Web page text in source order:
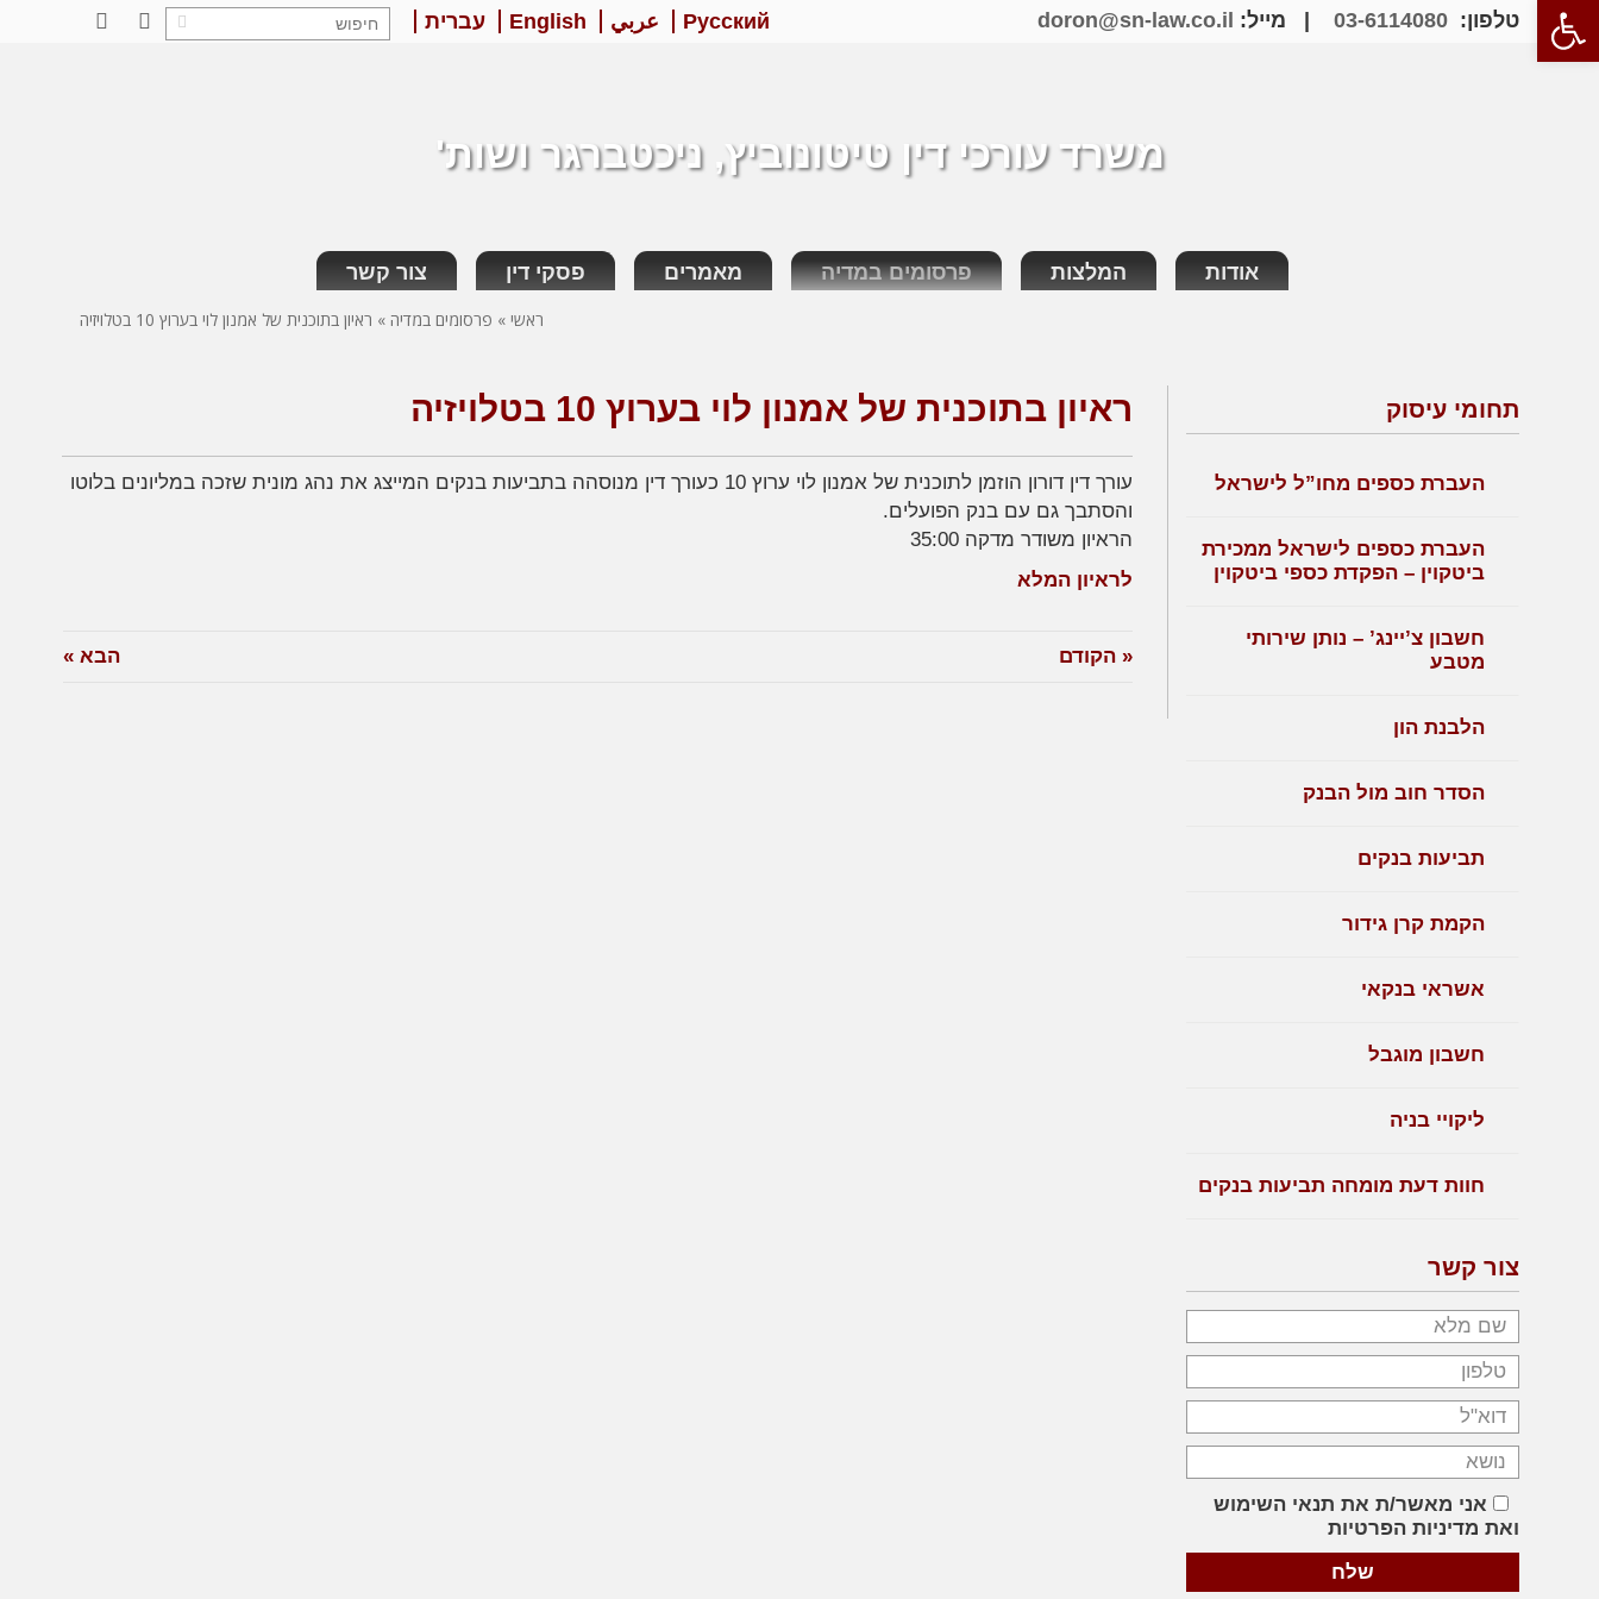
פתח סרגל נגישותטלפון:03-6114080 | מייל: doron@sn-law.co.il
Русский عربي English עברית
Facebook
משרד עורכי דין טיטונוביץ, ניכטברגר ושות'
אודות המלצות פרסומים במדיה מאמרים פסקי דין צור קשר
ראשי » פרסומים במדיה » ראיון בתוכנית של אמנון לוי בערוץ 10 בטלויזיה
ראיון בתוכנית של אמנון לוי בערוץ 10 בטלויזיה
עורך דין דורון הוזמן לתוכנית של אמנון לוי ערוץ 10 כעורך דין מנוסהה בתביעות בנקים המייצג את נהג מונית שזכה במליונים בלוטו
והסתבך גם עם בנק הפועלים.
הראיון משודר מדקה 35:00
לראיון המלא
« הקודם הבא »
תחומי עיסוק
העברת כספים מחו”ל לישראל
העברת כספים לישראל ממכירת
ביטקוין – הפקדת כספי ביטקוין
חשבון צ’יינג’ – נותן שירותי
מטבע
הלבנת הון
הסדר חוב מול הבנק
תביעות בנקים
הקמת קרן גידור
אשראי בנקאי
חשבון מוגבל
ליקויי בניה
חוות דעת מומחה תביעות בנקים
צור קשר
אני מאשר/ת את תנאי השימוש
ואת מדיניות הפרטיות